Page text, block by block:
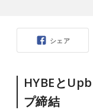
シェア
HYBEと
プ締結